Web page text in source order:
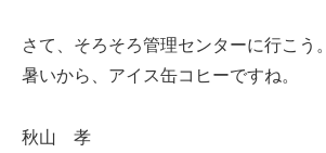
さて、そろそろ管理センターに行こう。
暑いから、アイス缶コヒーですね。
秋山 孝